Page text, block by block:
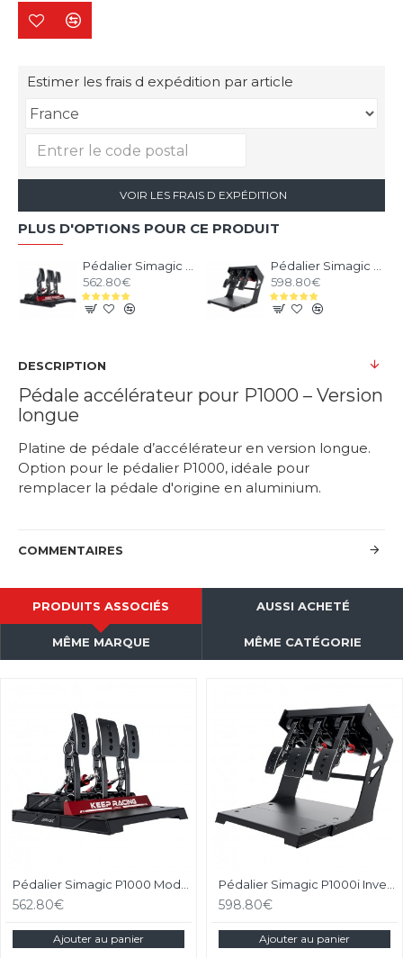
Estimer les frais d expédition par article
VOIR LES FRAIS D EXPÉDITION
PLUS D'OPTIONS POUR CE PRODUIT
Pédalier Simagic P1000 Modulaire - 3 Pédales
562.80€
Pédalier Simagic P1000i Inversé - 3 Pédales Inversées
598.80€
DESCRIPTION
Pédale accélérateur pour P1000 – Version
longue
Platine de pédale d’accélérateur en version longue.
Option pour le pédalier P1000, idéale pour
remplacer la pédale d'origine en aluminium.
COMMENTAIRES
PRODUITS ASSOCIÉS AUSSI ACHETÉ
MÊME MARQUE MÊME CATÉGORIE
562.80€
Ajouter au panier
598.80€
Ajouter au panier